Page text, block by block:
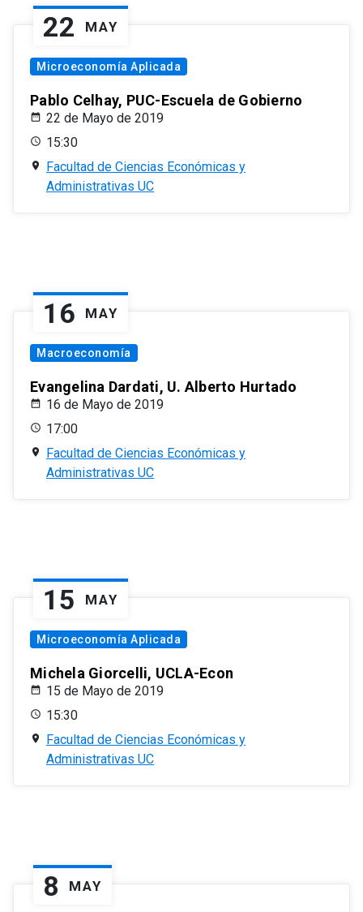
22 MAY
Microeconomía Aplicada
Pablo Celhay, PUC-Escuela de Gobierno
22 de Mayo de 2019
15:30
Facultad de Ciencias Económicas y
Administrativas UC
16 MAY
Macroeconomía
Evangelina Dardati, U. Alberto Hurtado
16 de Mayo de 2019
17:00
Facultad de Ciencias Económicas y
Administrativas UC
15 MAY
Microeconomía Aplicada
Michela Giorcelli, UCLA-Econ
15 de Mayo de 2019
15:30
Facultad de Ciencias Económicas y
Administrativas UC
8 MAY